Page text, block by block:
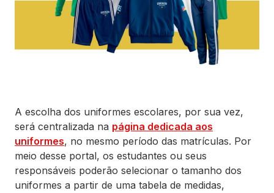
A escolha dos uniformes escolares, por sua vez,
será centralizada na página dedicada aos
uniformes, no mesmo período das matrículas. Por
meio desse portal, os estudantes ou seus
responsáveis poderão selecionar o tamanho dos
uniformes a partir de uma tabela de medidas,